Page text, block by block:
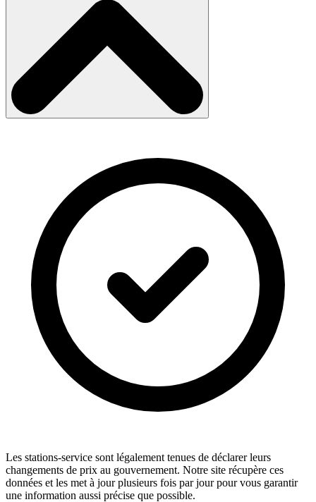
Les stations-service sont légalement tenues de déclarer leurs
changements de prix au gouvernement. Notre site récupère ces
données et les met à jour plusieurs fois par jour pour vous garantir
une information aussi précise que possible.